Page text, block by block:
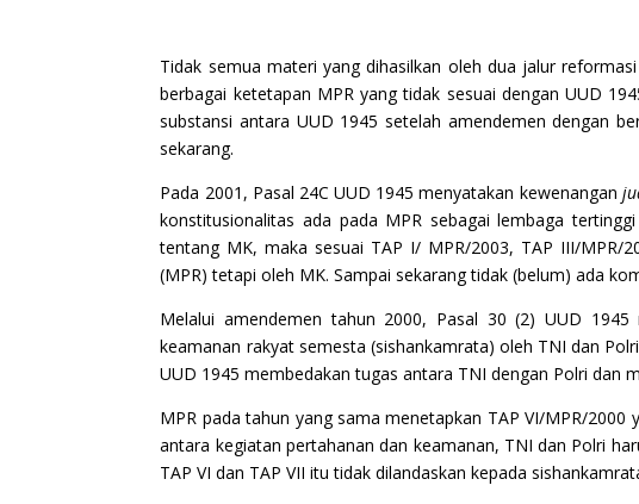
Tidak semua materi yang dihasilkan oleh dua jalur
berbagai ketetapan MPR yang tidak sesuai dengan UUD
substansi antara UUD 1945 setelah amendemen dengan
sekarang.
Pada 2001, Pasal 24C UUD 1945 menyatakan kewenangan
konstitusionalitas ada pada MPR sebagai lembaga
tentang MK, maka sesuai TAP I/ MPR/2003, TAP III/MPR/
(MPR) tetapi oleh MK. Sampai sekarang tidak (belum) ada
Melalui amendemen tahun 2000, Pasal 30 (2) UUD
keamanan rakyat semesta (sishankamrata) oleh TNI dan
UUD 1945 membedakan tugas antara TNI dengan Polri dan
MPR pada tahun yang sama menetapkan TAP VI/MPR/
antara kegiatan pertahanan dan keamanan, TNI dan Polri
TAP VI dan TAP VII itu tidak dilandaskan kepada